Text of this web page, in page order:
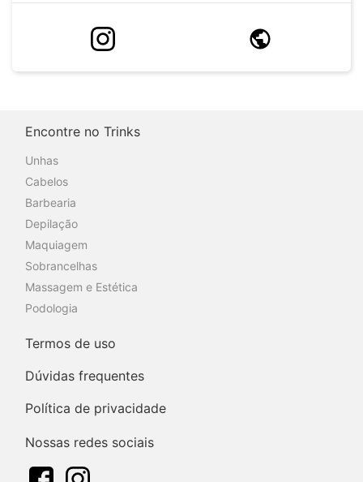
Encontre no Trinks
Unhas
Cabelos
Barbearia
Depilação
Maquiagem
Sobrancelhas
Massagem e Estética
Podologia
Termos de uso
Dúvidas frequentes
Política de privacidade
Nossas redes sociais